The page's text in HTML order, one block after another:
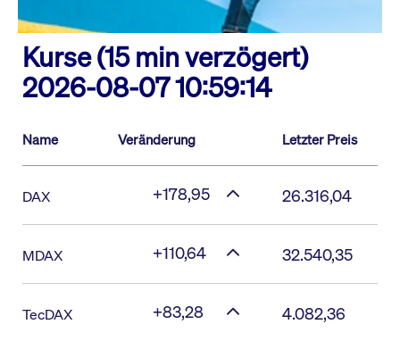
Kurse (15 min verzögert)
2026-08-07 10:59:14
Name Veränderung Letzter Preis
DAX +178,95 26.316,04
MDAX +110,64 32.540,35
TecDAX +83,28 4.082,36